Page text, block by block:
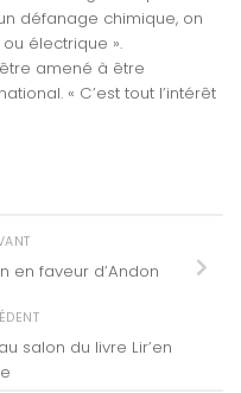
défanage chimique, on
électrique ».
amené à être
« C’est tout l’intérêt
en faveur d’Andon
salon du livre Lir’en